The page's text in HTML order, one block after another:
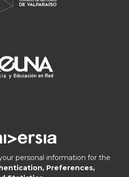
personal information for the
Preferences,